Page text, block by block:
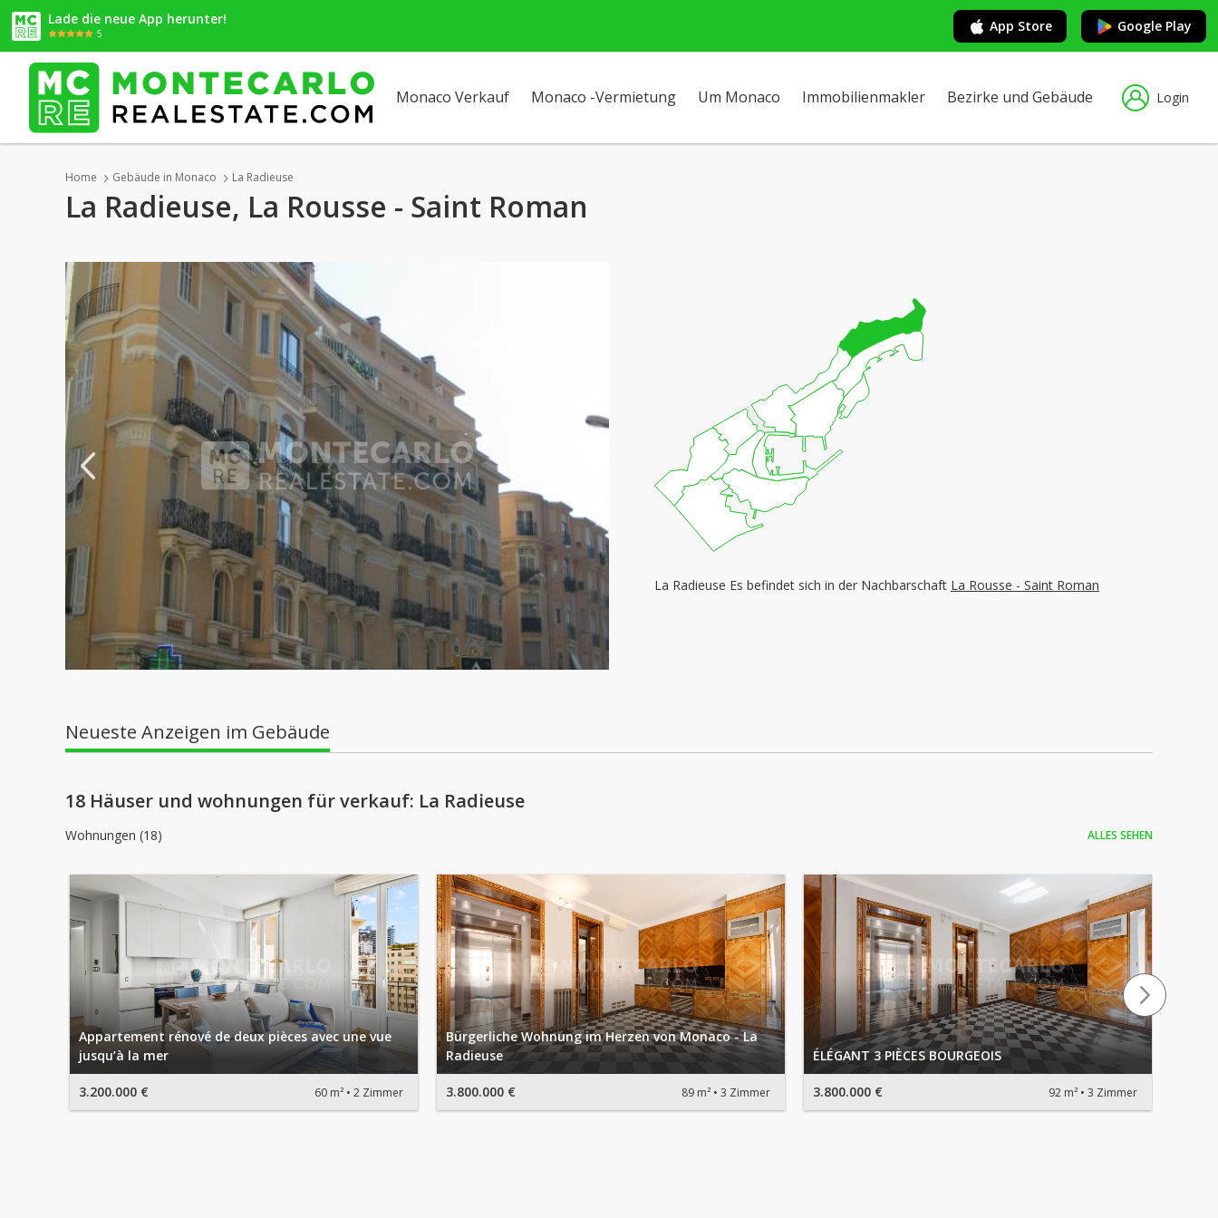
Lade die neue App herunter!
5 App Store Google Play
Monaco Verkauf Monaco -Vermietung Um Monaco Immobilienmakler Bezirke und Gebäude Login
Home Gebäude in Monaco La Radieuse
La Radieuse, La Rousse - Saint Roman
La Radieuse Es befindet sich in der Nachbarschaft La Rousse - Saint Roman
Neueste Anzeigen im Gebäude
18 Häuser und wohnungen für verkauf: La Radieuse
Wohnungen (18) ALLES SEHEN
Appartement rénové de deux pièces avec une vue
jusqu’à la mer
3.200.000 € 60 m² 2 Zimmer
Bürgerliche Wohnung im Herzen von Monaco - La
Radieuse
3.800.000 € 89 m² 3 Zimmer
ÉLÉGANT 3 PIÈCES BOURGEOIS
3.800.000 € 92 m² 3 Zimmer